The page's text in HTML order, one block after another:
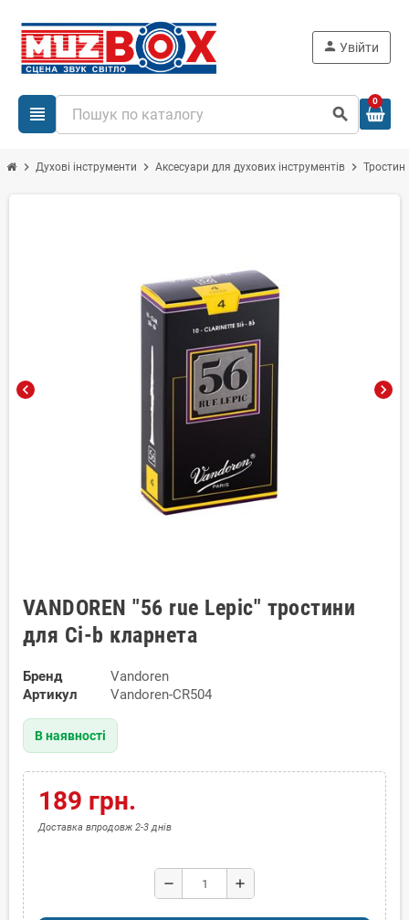
view_headline search
person Увійти
0
chevron_right Духові інструменти chevron_right Аксесуари для духових інструментів chevron_right
chevron_left chevron_right
VANDOREN "56 rue Lepic" тростини
для Сі-b кларнета
Бренд
Vandoren
Артикул
Vandoren-CR504
В наявності
189 грн.
Доставка впродовж 2-3 днів
remove add